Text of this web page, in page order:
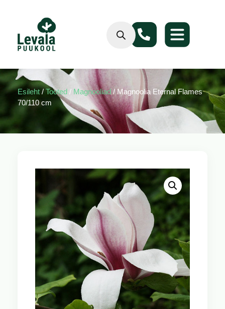
Esileht /Tooted / Magnooliad / Magnoolia Eternal Flames
70/110 cm